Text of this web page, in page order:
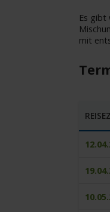
Es gibt
mit